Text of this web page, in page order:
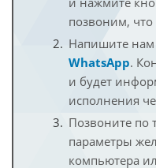
позвоним,
Напишите нам
WhatsApp.
и будет
исполнения
Позвоните по
параметры
компьютера